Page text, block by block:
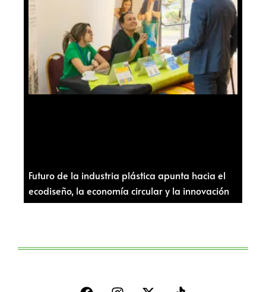
Futuro de la industria plástica apunta hacia el
ecodiseño, la economía circular y la innovación